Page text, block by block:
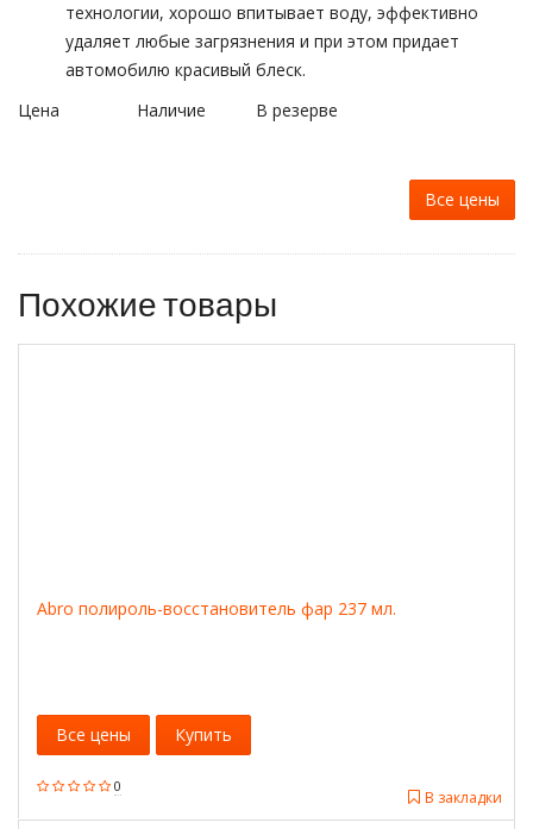
технологии, хорошо впитывает воду, эффективно
удаляет любые загрязнения и при этом придает
автомобилю красивый блеск.
Цена
Наличие В резерве
Все цены
Похожие товары
Abro полироль-восстановитель фар 237 мл.
0
В закладки
Все цены Купить